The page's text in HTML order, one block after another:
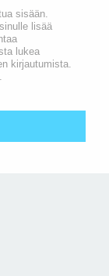
sisään.
lisää
lukea
kirjautumista.